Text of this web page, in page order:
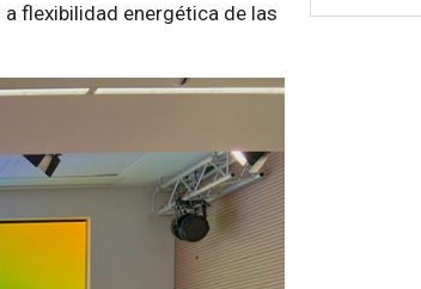
flexibilidad energética de las